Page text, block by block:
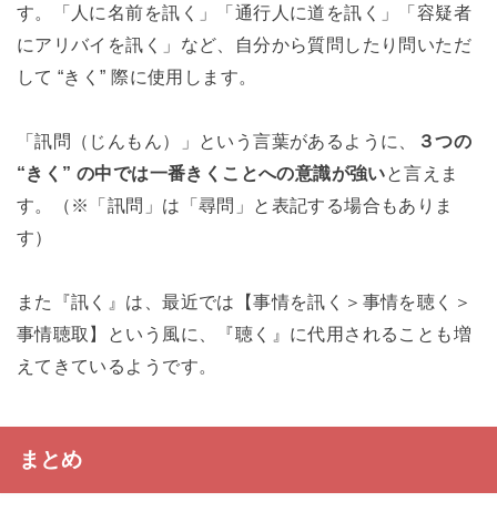
す。「人に名前を訊く」「通行人に道を訊く」「容疑者
にアリバイを訊く」など、自分から質問したり問いただ
して “きく” 際に使用します。
「訊問（じんもん）」という言葉があるように、
３つの
“きく” の中では一番きくことへの意識が強いと言えま
す。（※「訊問」は「尋問」と表記する場合もありま
す）
また『訊く』は、最近では【事情を訊く＞事情を聴く＞
事情聴取】という風に、『聴く』に代用されることも増
えてきているようです。
まとめ